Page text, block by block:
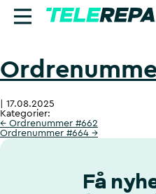
Reparation
Sælg
Find butik
17.08.2025
Kategorier:
← Ordrenummer #662
Ordrenummer #664 →
Få